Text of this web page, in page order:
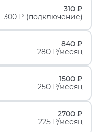
310 ₽
300 ₽ (подключение)
840 ₽
280 ₽/месяц
1500 ₽
250 ₽/месяц
2700 ₽
225 ₽/месяц